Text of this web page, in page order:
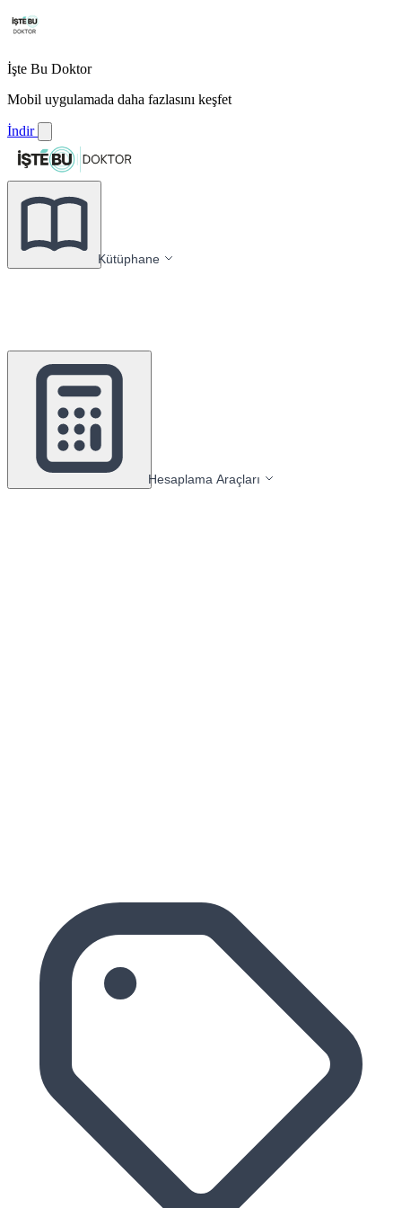
İşte Bu Doktor
Mobil uygulamada daha fazlasını keşfet
İndir
Kütüphane
Hesaplama Araçları